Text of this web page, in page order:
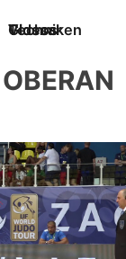
Techniken
Videos
Glossar